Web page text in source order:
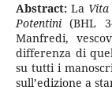
Abstract: La
Potentini(BHL
Manfredi,
differenza di
su tutti i
sull’edizione a